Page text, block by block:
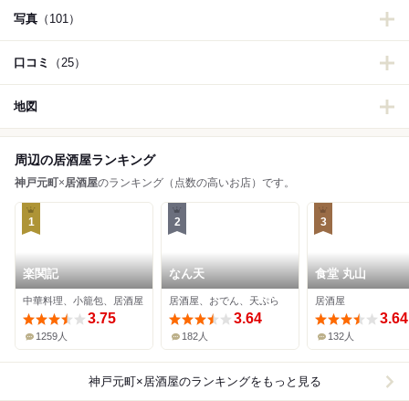
写真 （101）
口コミ （25）
地図
周辺の居酒屋ランキング
神戸元町×居酒屋のランキング（点数の高いお店）です。
1
楽関記
中華料理、小籠包、居酒屋
3.75
1259人
2
なん天
居酒屋、おでん、天ぷら
3.64
182人
3
食堂 丸山
居酒屋
3.64
132人
神戸元町×居酒屋のランキングをもっと見る